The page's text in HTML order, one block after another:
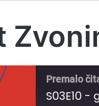
Premalo
S03E10 -